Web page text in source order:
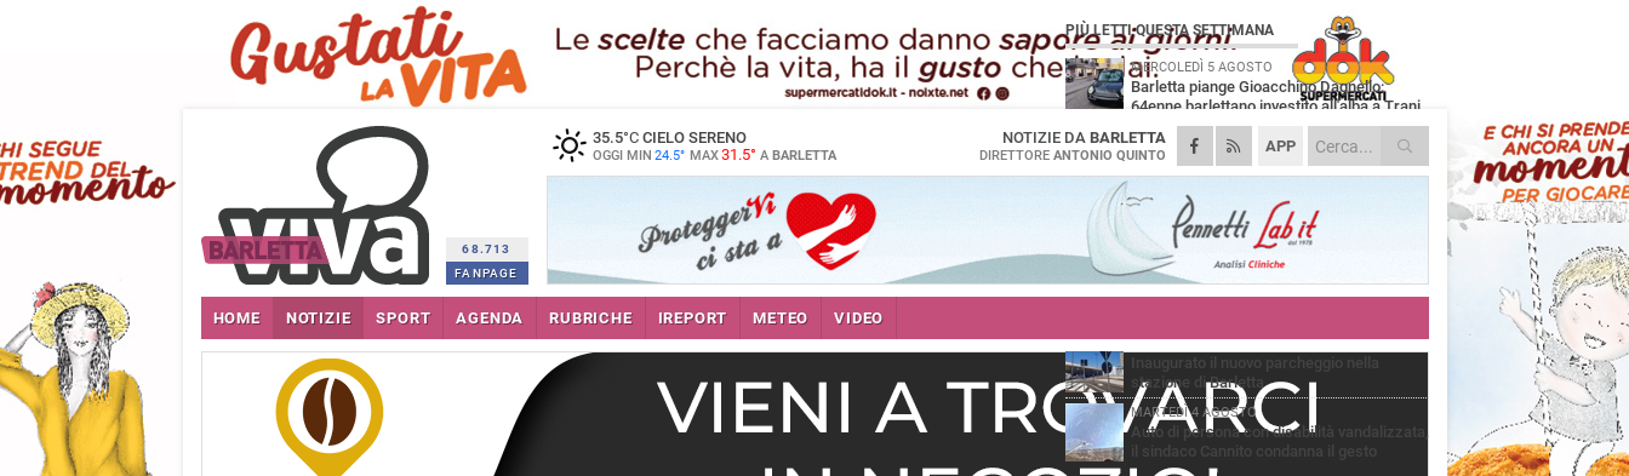
68.713
FANPAGE
35.5°CCIELO SERENO
OGGI MIN 24.5° MAX31.5° A BARLETTA
APP
NOTIZIE DA BARLETTA
DIRETTORE ANTONIO QUINTO
HOME NOTIZIE SPORT AGENDA RUBRICHE IREPORT METEO VIDEO
PIÙ LETTI QUESTA SETTIMANA
MERCOLEDÌ 5 AGOSTO
Barletta piange Gioacchino Dagnello:
64enne barlettano investito all'alba a Trani
GIOVEDÌ 6 AGOSTO
Il ricordo di "Cecco", il benzinaio col
sorriso: «Contava i giorni che lo
separavano dalla pensione»
MERCOLEDÌ 5 AGOSTO
Jova Summer Party, giovedì mattina
sopralluogo nell'area dell'evento
DOMENICA 2 AGOSTO
Beni confiscati alla mafia. Nasce il servizio
VENERDÌ 31 LUGLIO
Inaugurato il nuovo parcheggio nella
stazione di Barletta
MARTEDÌ 4 AGOSTO
Auto di persona con disabilità vandalizzata,
il sindaco Cannito condanna il gesto